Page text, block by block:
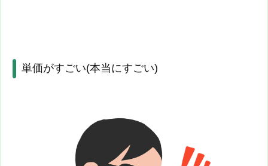
単価がすごい(本当にすごい)